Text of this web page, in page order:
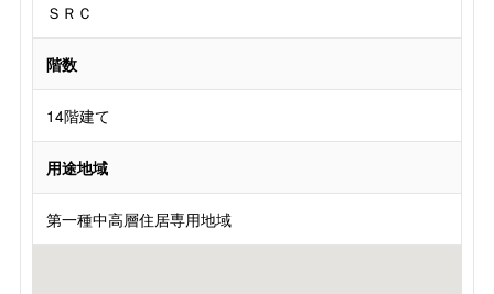
ＳＲＣ
階数
14階建て
用途地域
第一種中高層住居専用地域